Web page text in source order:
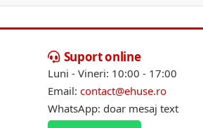
Suport online
Luni - Vineri: 10:00 - 17:00
Email: contact@ehuse.ro
WhatsApp: doar mesaj text